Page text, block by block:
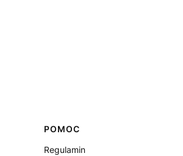
Linki w stopce
POMOC
Regulamin